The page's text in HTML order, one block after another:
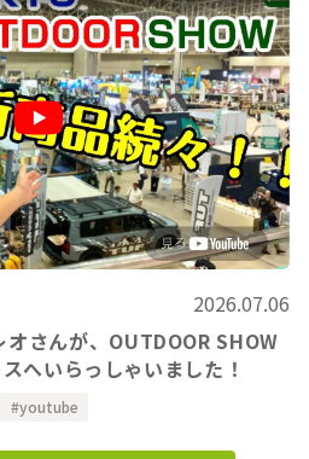
2026.07.06
んが、OUTDOOR SHOW
へいらっしゃいました！
youtube